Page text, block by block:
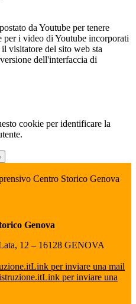
da Youtube per tenere
per i video di Youtube incorporati
visitatore del sito web sta
dell'interfaccia di
cookie per identificare la
Centro Storico Genova
Genova
12 – 16128 GENOVA
Link per inviare una mail
Link per inviare una